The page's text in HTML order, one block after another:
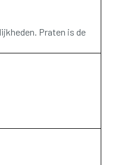
Praten is de